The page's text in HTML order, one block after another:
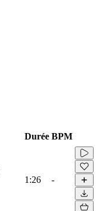
Durée BPM
1:26 -